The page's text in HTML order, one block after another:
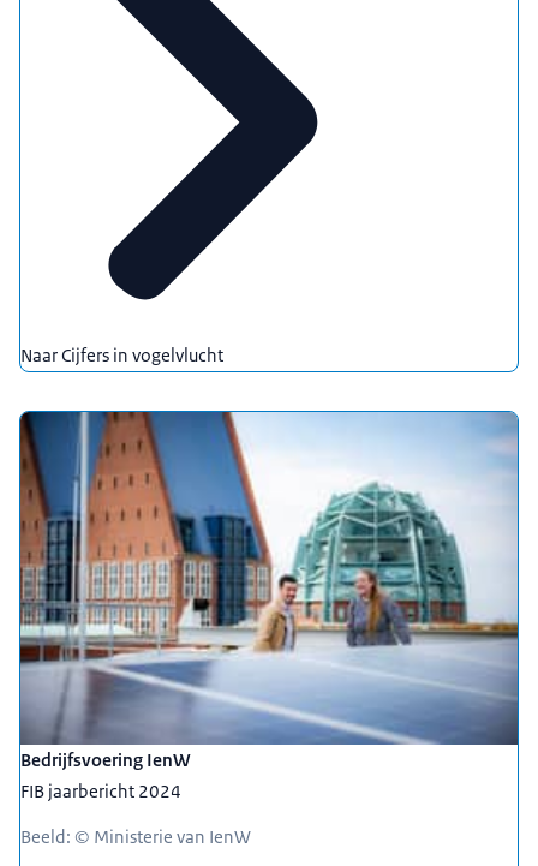
Naar Cijfers in vogelvlucht
Bedrijfsvoering IenW
FIB jaarbericht 2024
Beeld: © Ministerie van IenW